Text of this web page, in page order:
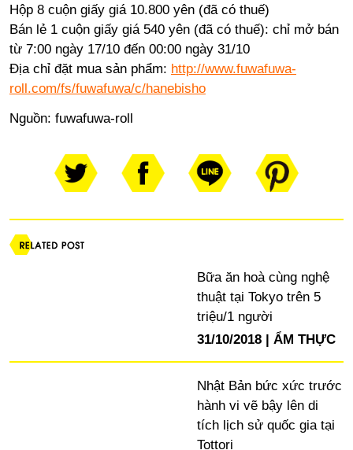
Hộp 8 cuộn giấy giá 10.800 yên (đã có thuế)
Bán lẻ 1 cuộn giấy giá 540 yên (đã có thuế): chỉ mở bán
từ 7:00 ngày 17/10 đến 00:00 ngày 31/10
Địa chỉ đặt mua sản phẩm: http://www.fuwafuwa-
roll.com/fs/fuwafuwa/c/hanebisho
Nguồn: fuwafuwa-roll
Bữa ăn hoà cùng nghệ
thuật tại Tokyo trên 5
triệu/1 người
31/10/2018
ẨM THỰC
Nhật Bản bức xức trước
hành vi vẽ bậy lên di
tích lịch sử quốc gia tại
Tottori